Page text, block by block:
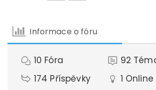
Informace o fóru
10 Fóra 92
174 Příspěvky 1 Online